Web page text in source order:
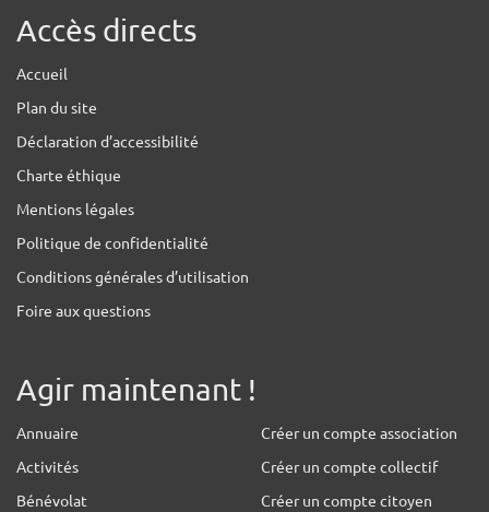
Accès directs
Accueil
Plan du site
Déclaration d’accessibilité
Charte éthique
Mentions légales
Politique de confidentialité
Conditions générales d’utilisation
Foire aux questions
Agir maintenant !
Annuaire
Activités
Bénévolat
Créer un compte association
Créer un compte collectif
Créer un compte citoyen